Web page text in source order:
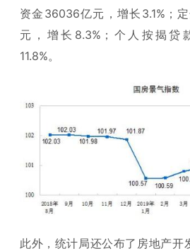
资金36036亿元，增长3.1%；
元，增长8.3%；个人按揭贷
11.8%。
此外，统计局还公布了房地产开